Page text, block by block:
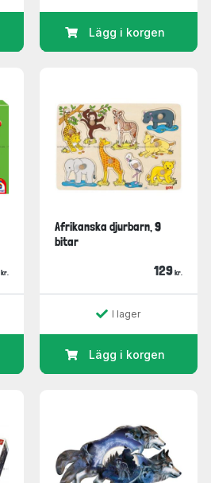
Lägg i korgen
kr.
Afrikanska djurbarn, 9
bitar
129 kr.
I lager
Lägg i korgen